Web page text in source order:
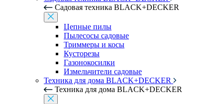
Садовая техника BLACK+DECKER
Цепные пилы
Пылесосы садовые
Триммеры и косы
Кусторезы
Газонокосилки
Измельчители садовые
Техника для дома BLACK+DECKER
Техника для дома BLACK+DECKER